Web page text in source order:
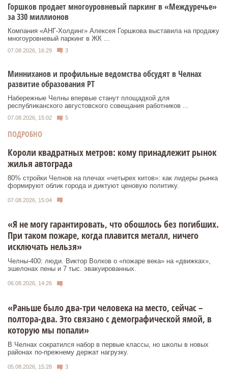
Горшков продает многоуровневый паркинг в «Междуречье»
за 330 миллионов
Компания «АНГ-Холдинг» Алексея Горшкова выставила на продажу
многоуровневый паркинг в ЖК ...
07.08.2026, 16:29 3
Минниханов и профильные ведомства обсудят в Челнах
развитие образования РТ
Набережные Челны впервые станут площадкой для
республиканского августовского совещания работников ...
07.08.2026, 15:02 5
ПОДРОБНО
Короли квадратных метров: кому принадлежит рынок
жилья автограда
80% стройки Челнов на плечах «четырех китов»: как лидеры рынка
формируют облик города и диктуют ценовую политику.
07.08.2026, 15:04
«Я не могу гарантировать, что обошлось без погибших.
При таком пожаре, когда плавится металл, ничего
исключать нельзя»
Челны-400: люди. Виктор Волков о «пожаре века» на «движках»,
эшелонах пены и 7 тыс. эвакуированных.
06.08.2026, 14:26
«Раньше было два-три человека на место, сейчас –
полтора-два. Это связано с демографической ямой, в
которую мы попали»
В Челнах сократился набор в первые классы, но школы в новых
районах по-прежнему держат нагрузку.
05.08.2026, 15:28 3